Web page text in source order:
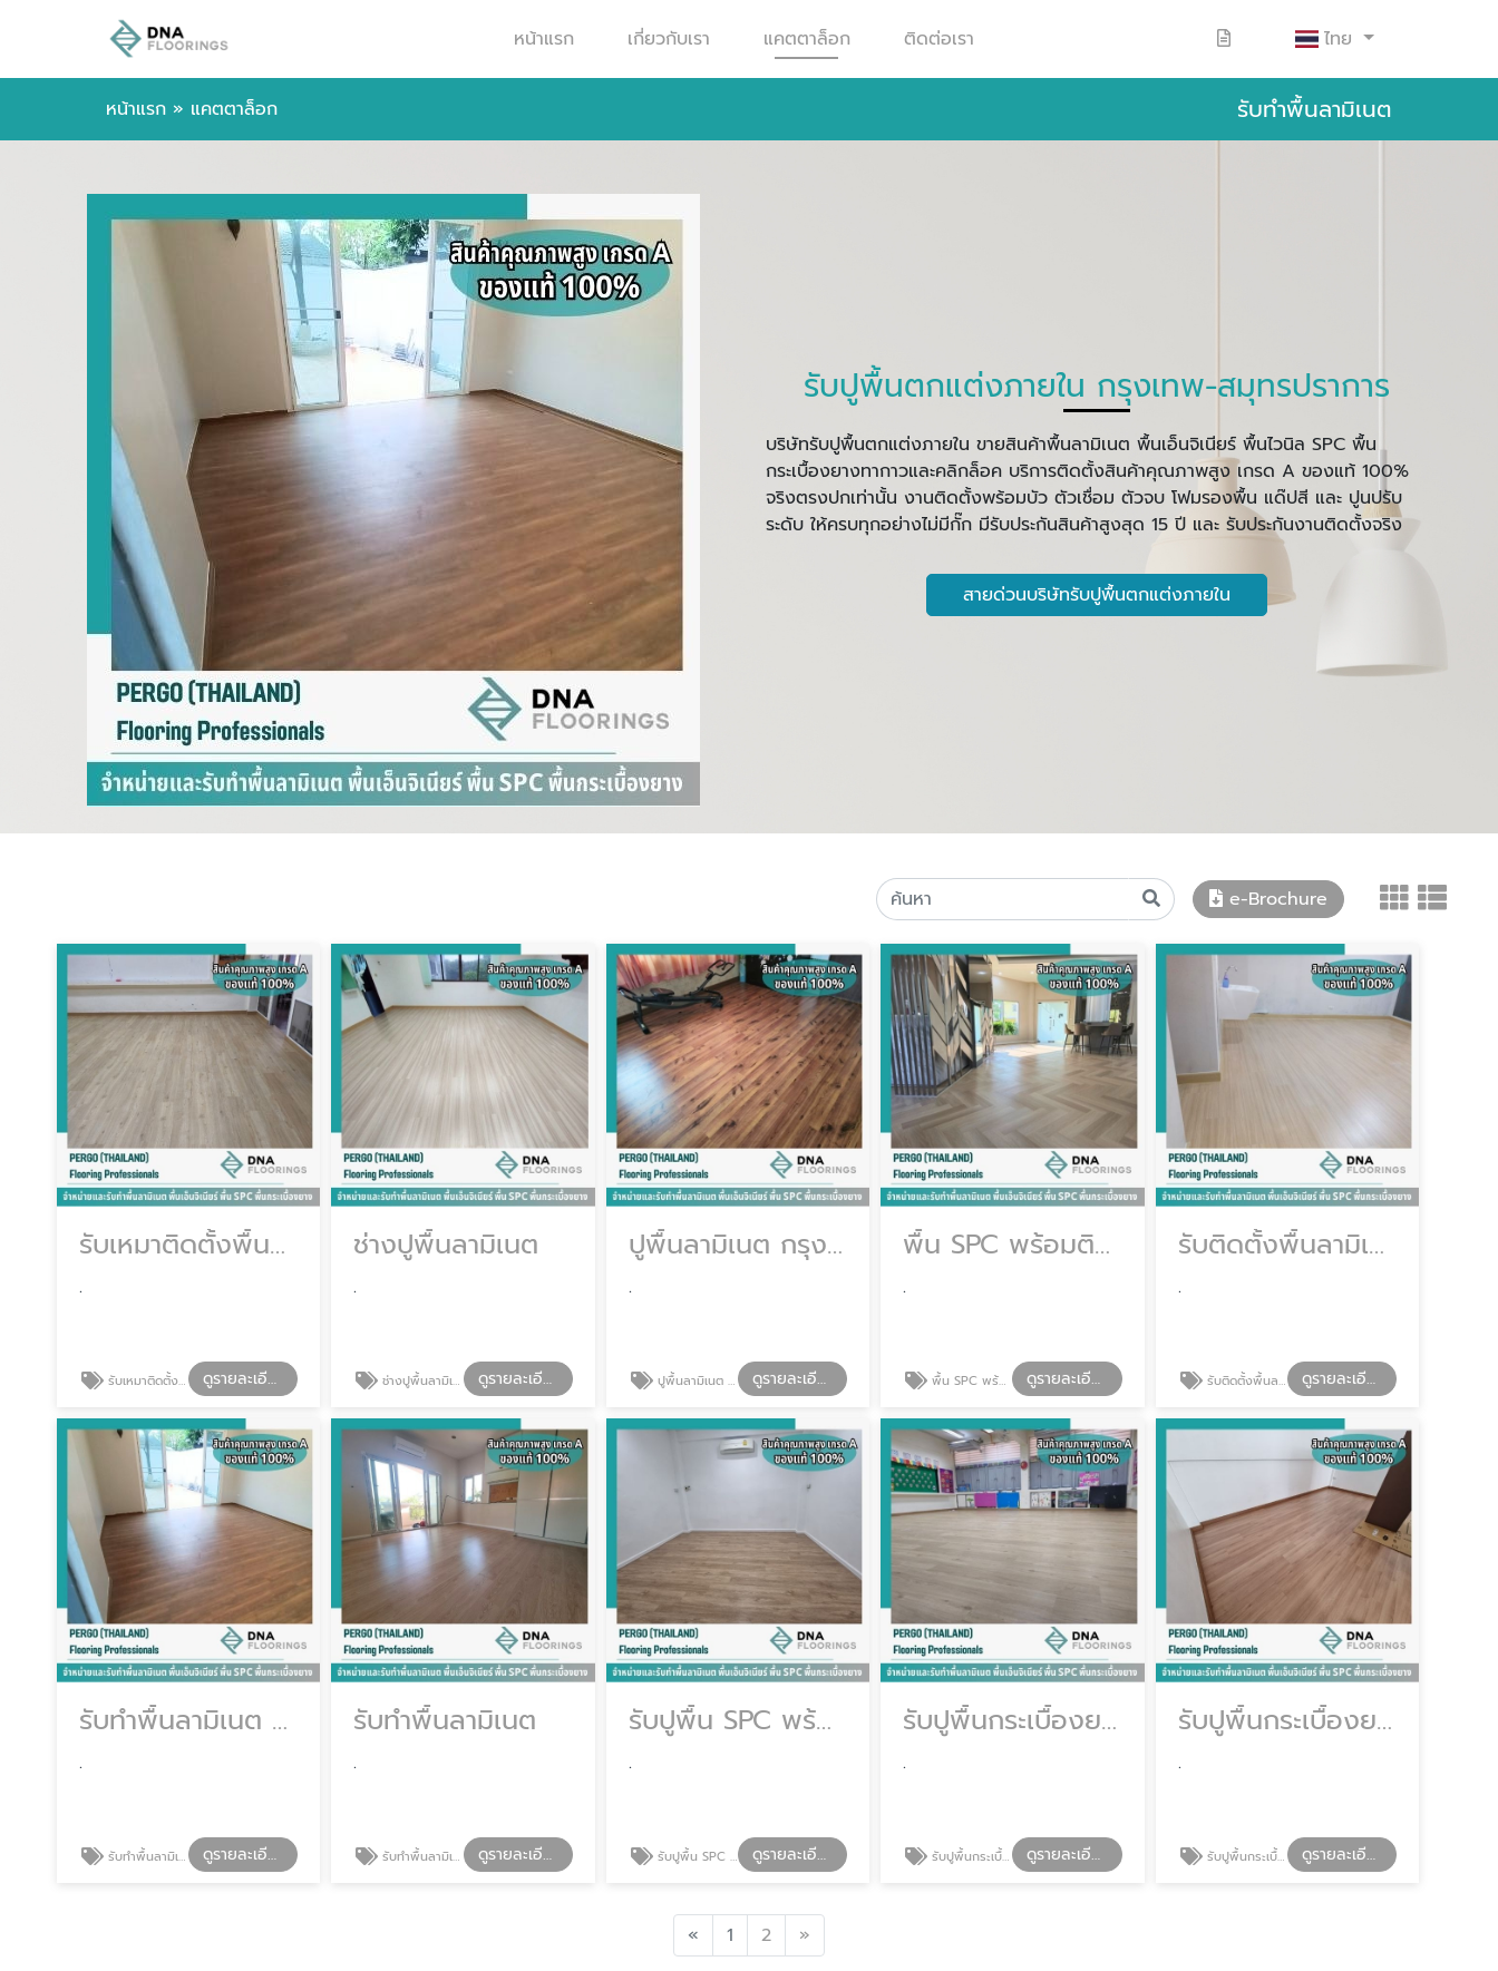
หน้าแรก เกี่ยวกับเรา แคตตาล็อก ติดต่อเรา ไทย
หน้าแรก » แคตตาล็อก รับทำพื้นลามิเนต
รับปูพื้นตกแต่งภายใน กรุงเทพ-สมุทรปราการ
บริษัทรับปูพื้นตกแต่งภายใน ขายสินค้าพื้นลามิเนต พื้นเอ็นจิเนียร์ พื้นไวนิล SPC พื้น
กระเบื้องยางทากาวและคลิกล็อค บริการติดตั้งสินค้าคุณภาพสูง เกรด A ของแท้ 100%
จริงตรงปกเท่านั้น งานติดตั้งพร้อมบัว ตัวเชื่อม ตัวจบ โฟมรองพื้น แด๊ปสี และ ปูนปรับ
ระดับ ให้ครบทุกอย่างไม่มีกั๊ก มีรับประกันสินค้าสูงสุด 15 ปี และ รับประกันงานติดตั้งจริง
สายด่วนบริษัทรับปูพื้นตกแต่งภายใน
e-Brochure
รับเหมาติดตั้งพื้นกระเบื้องยาง
.
รับเหมาติดตั้งพื้นกระเบื้องยาง ดูรายละเอียด
ช่างปูพื้นลามิเนต
.
ช่างปูพื้นลามิเนต ดูรายละเอียด
ปูพื้นลามิเนต กรุงเทพ
.
ปูพื้นลามิเนต กรุงเทพ ดูรายละเอียด
พื้น SPC พร้อมติดตั้ง
.
พื้น SPC พร้อมติดตั้ง ดูรายละเอียด
รับติดตั้งพื้นลามิเนต
.
รับติดตั้งพื้นลามิเนต ดูรายละเอียด
รับทำพื้นลามิเนต พร้อมติดตั้ง
.
รับทำพื้นลามิเนต พร้อมติดตั้ง ดูรายละเอียด
รับทำพื้นลามิเนต
.
รับทำพื้นลามิเนต ดูรายละเอียด
รับปูพื้น SPC พร้อมติดตั้ง
.
รับปูพื้น SPC พร้อมติดตั้ง ดูรายละเอียด
รับปูพื้นกระเบื้องยาง กรุงเทพ
.
รับปูพื้นกระเบื้องยาง กรุงเทพ ดูรายละเอียด
รับปูพื้นกระเบื้องยางลายไม้
.
รับปูพื้นกระเบื้องยางลายไม้ ดูรายละเอียด
« Previous
1 2 »